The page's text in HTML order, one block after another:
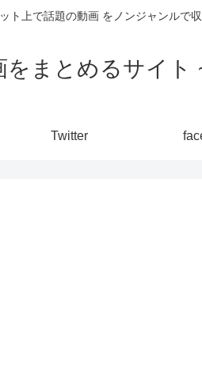
上で話題の動画 をノンジャンルで
まとめるサイト
Twitter